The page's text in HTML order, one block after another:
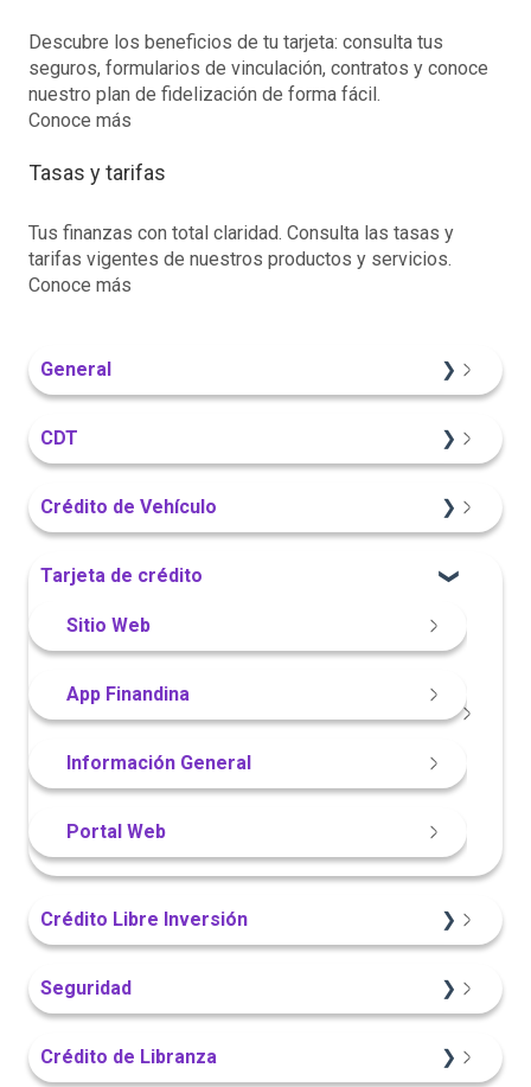
Descubre los beneficios de tu tarjeta: consulta tus
seguros, formularios de vinculación, contratos y conoce
nuestro plan de fidelización de forma fácil.
Conoce más
Tasas y tarifas
Tus finanzas con total claridad. Consulta las tasas y
tarifas vigentes de nuestros productos y servicios.
Conoce más
General
CDT
Portal Web
Crédito de Vehículo
Información General
Portal Web
App Finandina
Tarjeta de crédito
Sitio Web
App Finandina
Información General
Portal Web
Crédito Libre Inversión
Seguridad
Crédito de Libranza